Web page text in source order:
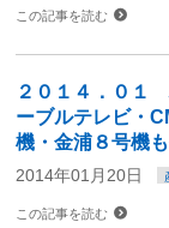
この記事を読む
２０１４．０１
ーブルテレビ・
機・金浦８号機
2014年01月20日
この記事を読む